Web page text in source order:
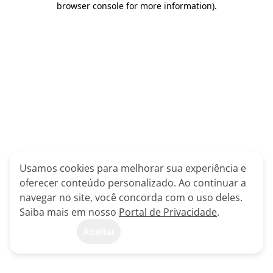
browser console for more information).
Usamos cookies para melhorar sua experiência e
oferecer conteúdo personalizado. Ao continuar a
navegar no site, você concorda com o uso deles.
Saiba mais em nosso Portal de Privacidade.